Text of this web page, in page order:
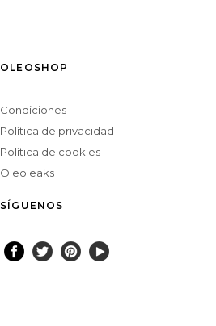
OLEOSHOP
Condiciones
Política de privacidad
Política de cookies
Oleoleaks
SÍGUENOS